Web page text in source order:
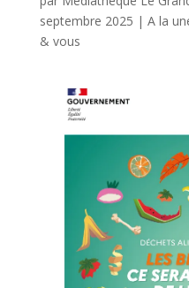
septembre 2025 | A la
& vous